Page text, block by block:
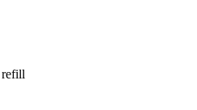
refill